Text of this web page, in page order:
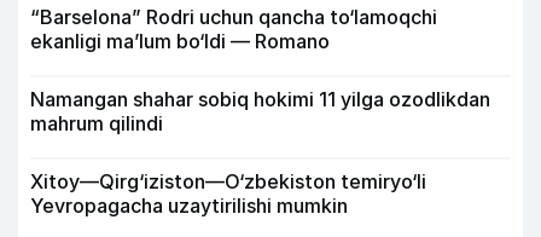
“Barselona” Rodri uchun qancha to‘lamoqchi
ekanligi ma’lum bo‘ldi — Romano
Namangan shahar sobiq hokimi 11 yilga ozodlikdan
mahrum qilindi
Xitoy—Qirg‘iziston—O‘zbekiston temiryo‘li
Yevropagacha uzaytirilishi mumkin